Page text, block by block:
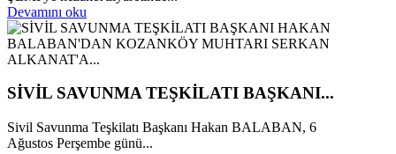
Devamını oku
SİVİL SAVUNMA TEŞKİLATI BAŞKANI...
Sivil Savunma Teşkilatı Başkanı Hakan BALABAN, 6
Ağustos Perşembe günü...